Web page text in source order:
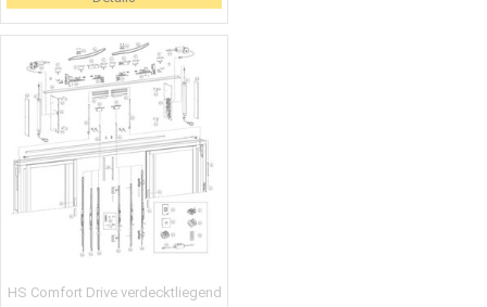
HS Comfort Drive verdecktliegend